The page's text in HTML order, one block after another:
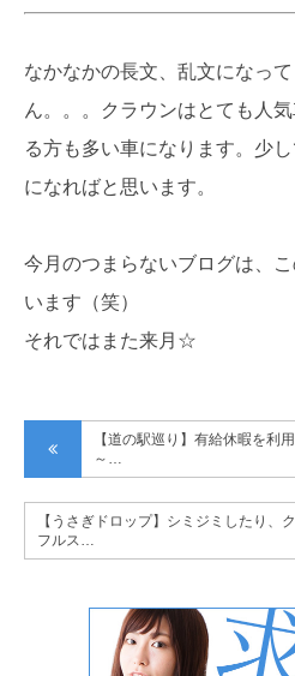
なかなかの長文、乱文になっ
ん。。。クラウンはとても人
る方も多い車になります。少
になればと思います。
今月のつまらないブログは、
います（笑）
それではまた来月☆
【道の駅巡り】有給休暇を利
～…
【うさぎドロップ】シミジミしたり、
フルス…